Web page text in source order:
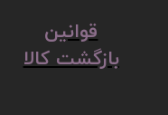
ق​​​​​​​وانین
بازگشت کالا